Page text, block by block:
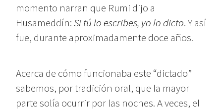
momento narran que Rumi dijo a
Husameddín:Si tú lo escribes, yo lo dicto. Y así
fue, durante aproximadamente doce años.
Acerca de cómo funcionaba este “dictado”
sabemos, por tradición oral, que la mayor
parte solía ocurrir por las noches. A veces, el